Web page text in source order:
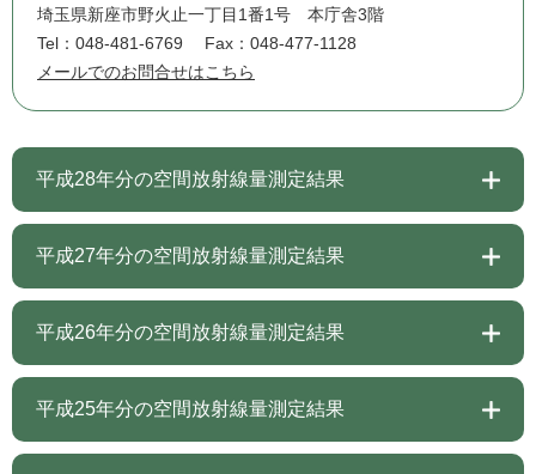
埼玉県新座市野火止一丁目1番1号 本庁舎3階
Tel：048-481-6769
Fax：048-477-1128
メールでのお問合せはこちら
平成28年分の空間放射線量測定結果
平成27年分の空間放射線量測定結果
平成26年分の空間放射線量測定結果
平成25年分の空間放射線量測定結果